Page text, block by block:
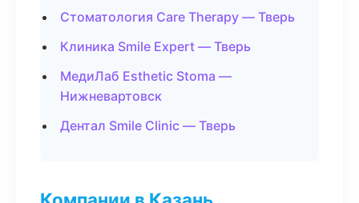
Стоматология Care Therapy — Тверь
Клиника Smile Expert — Тверь
МедиЛаб Esthetic Stoma —
Нижневартовск
Дентал Smile Clinic — Тверь